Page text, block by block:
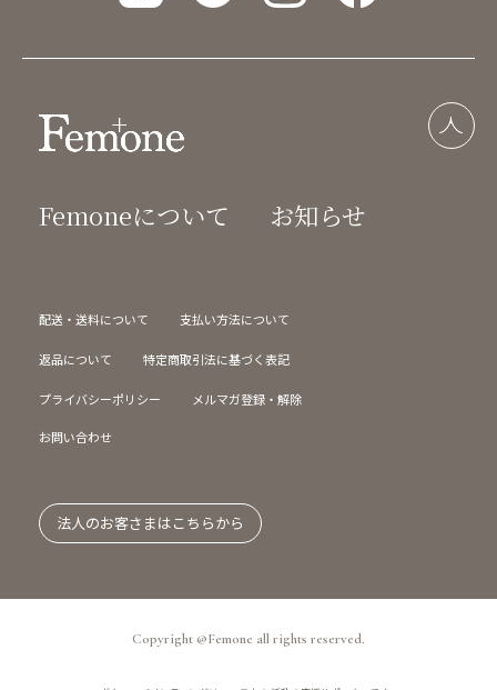
Femoneについて お知らせ
配送・送料について 支払い方法について
返品について 特定商取引法に基づく表記
プライバシーポリシー メルマガ登録・解除
お問い合わせ
法人のお客さまはこちらから
Copyright @Femone all rights reserved.